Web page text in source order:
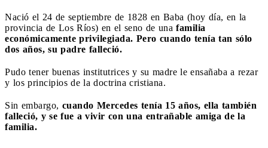
Nació el 24 de septiembre de 1828 en Baba (hoy día, en la
provincia de Los Ríos) en el seno de una familia
económicamente privilegiada. Pero cuando tenía tan sólo
dos años, su padre falleció.
Pudo tener buenas institutrices y su madre le ensañaba a rezar
y los principios de la doctrina cristiana.
Sin embargo, cuando Mercedes tenía 15 años, ella también
falleció, y se fue a vivir con una entrañable amiga de la
familia.